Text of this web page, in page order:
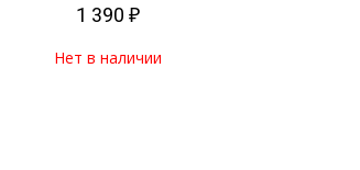
1 390 ₽
Нет в наличии